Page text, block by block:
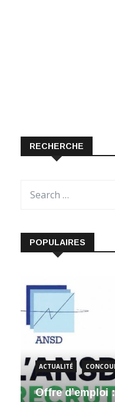
RECHERCHE
POPULAIRES
ACTUALITÉ
Offre d’emploi